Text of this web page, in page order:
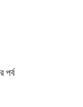
পর্ব